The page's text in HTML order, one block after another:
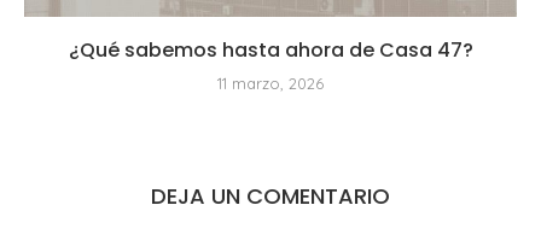
¿Qué sabemos hasta ahora de Casa 47?
11 marzo, 2026
DEJA UN COMENTARIO